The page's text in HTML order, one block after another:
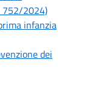
752/2024)
infanzia
dei